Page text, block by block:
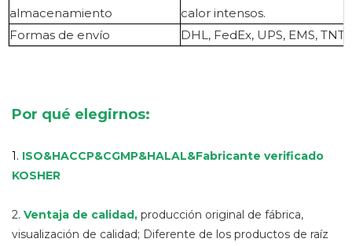
almacenamiento
calor intensos.
Formas de envío
DHL, FedEx, UPS, EMS,
Por qué elegirnos:
1. ISO&HACCP&CGMP&HALAL&Fabricante verificado
KOSHER
2. Ventaja de calidad, producción original de fábrica,
visualización de calidad; Diferente de los productos de raíz